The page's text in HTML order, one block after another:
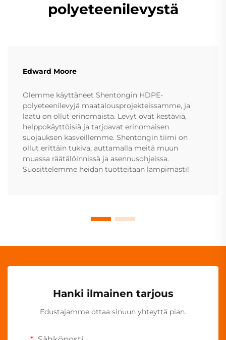
polyeteenilevystä
Edward Moore
Olemme käyttäneet Shentongin HDPE-
polyeteenilevyjä maatalousprojekteissamme, ja
laatu on ollut erinomaista. Levyt ovat kestäviä,
helppokäyttöisiä ja tarjoavat erinomaisen
suojauksen kasveillemme. Shentongin tiimi on
ollut erittäin tukiva, auttamalla meitä muun
muassa räätälöinnissä ja asennusohjeissa.
Suosittelemme heidän tuotteitaan lämpimästi!
Hanki ilmainen tarjous
Edustajamme ottaa sinuun yhteyttä pian.